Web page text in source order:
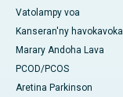
Vatolampy voa
Kanseran'ny havokavoka
Marary Andoha Lava
PCOD/PCOS
Aretina Parkinson